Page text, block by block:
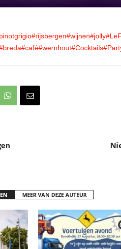
#rijsbergen#wijnen#jolly
#café#wernhout#Cocktails
MEER VAN DEZE AUTEUR